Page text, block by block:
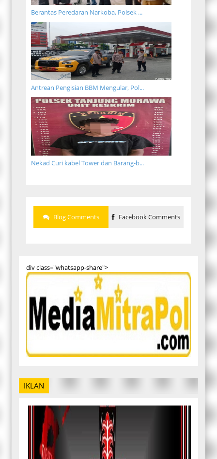
Berantas Peredaran Narkoba, Polsek ...
Antrean Pengisian BBM Mengular, Pol...
Nekad Curi kabel Tower dan Barang-b...
Blog Comments Facebook Comments
div class="whatsapp-share">
IKLAN